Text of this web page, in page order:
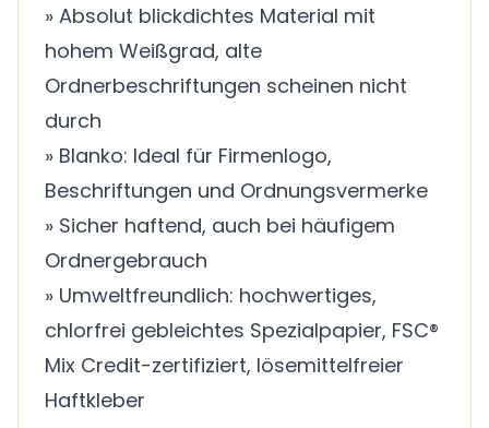
» Absolut blickdichtes Material mit
hohem Weißgrad, alte
Ordnerbeschriftungen scheinen nicht
durch
» Blanko: Ideal für Firmenlogo,
Beschriftungen und Ordnungsvermerke
» Sicher haftend, auch bei häufigem
Ordnergebrauch
» Umweltfreundlich: hochwertiges,
chlorfrei gebleichtes Spezialpapier, FSC®
Mix Credit-zertifiziert, lösemittelfreier
Haftkleber